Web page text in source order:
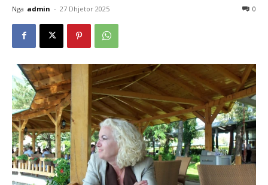
Nga admin - 27 Dhjetor 2025 0